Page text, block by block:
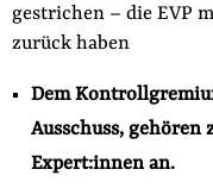
gestrichen – die EVP
zurück haben
Dem
Ausschuss,
Expert:innen an.